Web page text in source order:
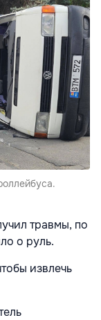
травмы, по
о руль.
извлечь